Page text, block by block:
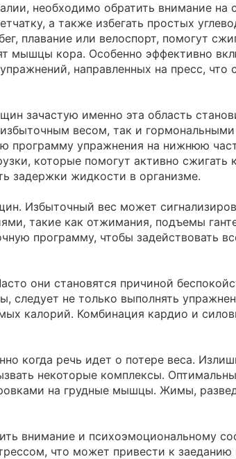
необходимо обратить внимание на
а также избегать простых
плавание или велоспорт, помогут
мышцы кора. Особенно эффективно
направленных на пресс, что
зачастую именно эта область
весом, так и
программу упражнения на нижнюю
которые помогут активно сжигать
задержки жидкости в организме.
Избыточный вес может
такие как отжимания, подъемы
программу, чтобы задействовать
они становятся причиной
не только выполнять
калорий. Комбинация кардио и
когда речь идет о потере веса.
некоторые комплексы.
на грудные мышцы. Жимы,
внимание и психоэмоциональному
что может привести к заеданию